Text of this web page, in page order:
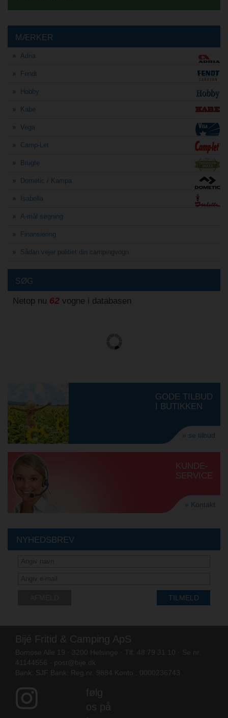
MÆRKER
Adria
Fendt
Hobby
Kabe
Vega
Camp-Let
Brugte
Dometic / Kampa
Isabella
A-mål søgning
Finansiering
Sådan vejer politiet din campingvogn
SØG
Netop nu 62 vogne i databasen
GODE TILBUD
I BUTIKKEN
» se tilbud
KUNDE-
SERVICE
» Kontakt
NYHEDSBREV
TILMELD
Bijé Fritid & Camping ApS
Bomose Alle 19 · 3200 Helsinge · Tlf: 48 79 31 10 · Se nr.
41144556 · post@bije.dk
Bank: SJF Bank: Reg.nr. 9884 Konto : 0000236743
følg
os på